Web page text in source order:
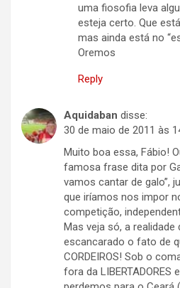
uma fiosofia leva
esteja certo. Que
mas ainda está no
Oremos
Reply
Aquidaban disse:
30 de maio de 2011 às
Muito boa essa, Fábio!
famosa frase dita por
vamos cantar de galo”,
que iríamos nos impor
competição,
Mas veja só, a realidade
escancarado o fato de
CORDEIROS! Sob o
fora da